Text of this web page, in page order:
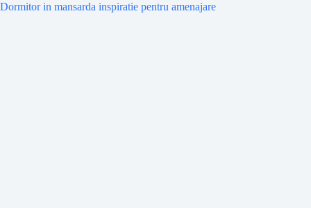
Dormitor in mansarda inspiratie pentru amenajare